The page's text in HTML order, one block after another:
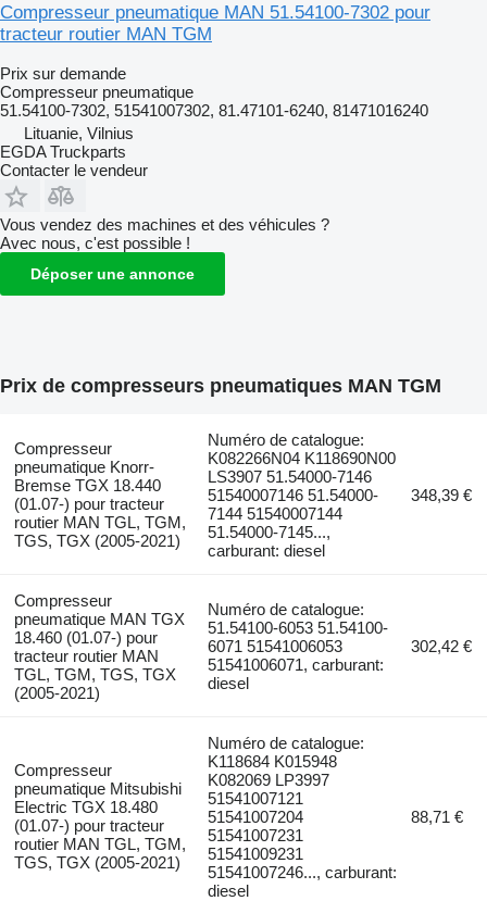
Compresseur pneumatique MAN 51.54100-7302 pour
tracteur routier MAN TGM
Prix sur demande
Compresseur pneumatique
51.54100-7302, 51541007302, 81.47101-6240, 81471016240
Lituanie, Vilnius
EGDA Truckparts
Contacter le vendeur
Vous vendez des machines et des véhicules ?
Avec nous, c'est possible !
Déposer une annonce
Prix de compresseurs pneumatiques MAN TGM
Compresseur
pneumatique Knorr-
Bremse TGX 18.440
(01.07-) pour tracteur
routier MAN TGL, TGM,
TGS, TGX (2005-2021)
Numéro de catalogue:
K082266N04 K118690N00
LS3907 51.54000-7146
51540007146 51.54000-
7144 51540007144
51.54000-7145...,
carburant: diesel
348,39 €
Compresseur
pneumatique MAN TGX
18.460 (01.07-) pour
tracteur routier MAN
TGL, TGM, TGS, TGX
(2005-2021)
Numéro de catalogue:
51.54100-6053 51.54100-
6071 51541006053
51541006071, carburant:
diesel
302,42 €
Compresseur
pneumatique Mitsubishi
Electric TGX 18.480
(01.07-) pour tracteur
routier MAN TGL, TGM,
TGS, TGX (2005-2021)
Numéro de catalogue:
K118684 K015948
K082069 LP3997
51541007121
51541007204
51541007231
51541009231
51541007246..., carburant:
diesel
88,71 €